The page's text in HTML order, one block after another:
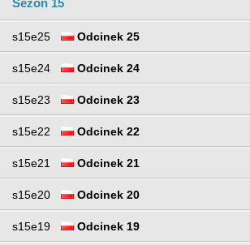
s15e25 Odcinek 25
s15e24 Odcinek 24
s15e23 Odcinek 23
s15e22 Odcinek 22
s15e21 Odcinek 21
s15e20 Odcinek 20
s15e19 Odcinek 19